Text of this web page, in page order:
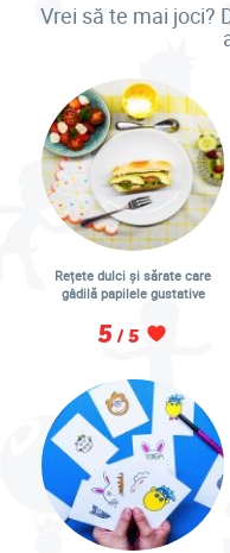
Vrei să te mai joci?
Rețete dulci și sărate care
gâdilă papilele gustative
5 / 5